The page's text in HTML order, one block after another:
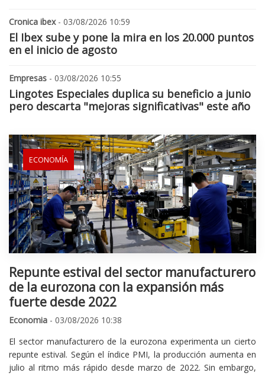
Cronica ibex- 03/08/2026 10:59
El Ibex sube y pone la mira en los 20.000 puntos
en el inicio de agosto
Empresas - 03/08/2026 10:55
Lingotes Especiales duplica su beneficio a junio
pero descarta "mejoras significativas" este año
ECONOMÍA
Repunte estival del sector manufacturero
de la eurozona con la expansión más
fuerte desde 2022
Economia - 03/08/2026 10:38
El sector manufacturero de la eurozona experimenta un cierto
repunte estival. Según el índice PMI, la producción aumenta en
julio al ritmo más rápido desde marzo de 2022. Sin embargo,